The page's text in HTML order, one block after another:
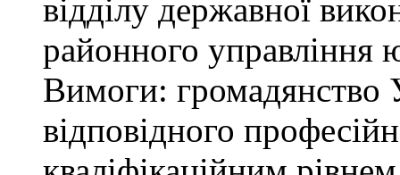
відділу державної
районного управління
Вимоги: громадянство
відповідного